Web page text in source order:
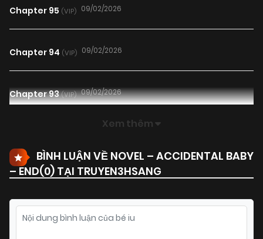
Chapter 95 (VIP) 09/02/2026
Chapter 94 (VIP) 09/02/2026
Chapter 93(VIP) 09/02/2026
Chapter 91(VIP) 09/02/2026
Chapter 90(VIP) 09/02/2026
Xem thêm
BÌNH LUẬN VỀ NOVEL – ACCIDENTAL BABY
– END(0) TẠI TRUYEN3HSANG